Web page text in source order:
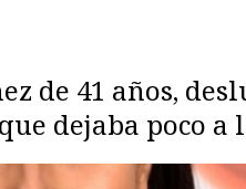
de 41 años,
dejaba poco